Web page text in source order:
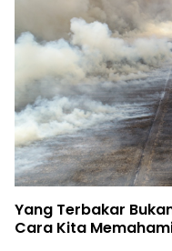
Yang Terbakar
Cara Kita